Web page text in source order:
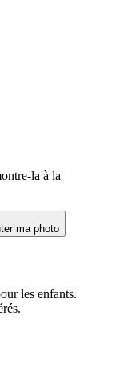
la à la
ma photo
les enfants.